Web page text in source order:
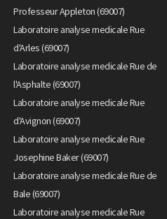
Professeur Appleton (69007)
Laboratoire analyse medicale Rue
d'Arles (69007)
Laboratoire analyse medicale Rue de
l'Asphalte (69007)
Laboratoire analyse medicale Rue
d'Avignon (69007)
Laboratoire analyse medicale Rue
Josephine Baker (69007)
Laboratoire analyse medicale Rue de
Bale (69007)
Laboratoire analyse medicale Rue